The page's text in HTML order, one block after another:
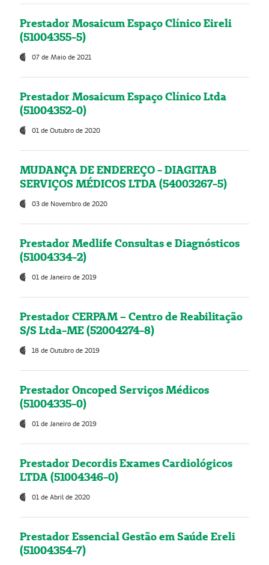
Prestador Mosaicum Espaço Clínico Eireli
(51004355-5)
07 de Maio de 2021
Prestador Mosaicum Espaço Clínico Ltda
(51004352-0)
01 de Outubro de 2020
MUDANÇA DE ENDEREÇO - DIAGITAB
SERVIÇOS MÉDICOS LTDA (54003267-5)
03 de Novembro de 2020
Prestador Medlife Consultas e Diagnósticos
(51004334-2)
01 de Janeiro de 2019
Prestador CERPAM – Centro de Reabilitação
S/S Ltda-ME (52004274-8)
18 de Outubro de 2019
Prestador Oncoped Serviços Médicos
(51004335-0)
01 de Janeiro de 2019
Prestador Decordis Exames Cardiológicos
LTDA (51004346-0)
01 de Abril de 2020
Prestador Essencial Gestão em Saúde Ereli
(51004354-7)